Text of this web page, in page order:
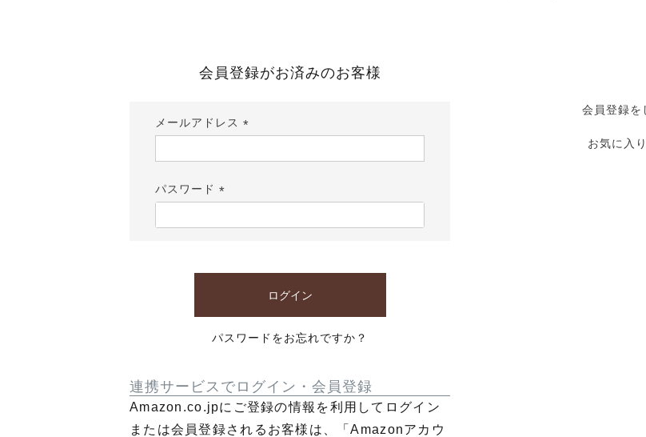
会員登録がお済みのお客様
メールアドレス
須)
パスワード
須)
ログイン
パスワードをお忘れですか？
連携サービスでログイン・会員登録
Amazon.co.jpにご登録の情報を利用してログイン
または会員登録されるお客様は、「Amazonアカウ
会員登録を
お気に入